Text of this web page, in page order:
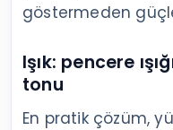
göstermeden
Işık: pencere
tonu
En pratik çözüm,